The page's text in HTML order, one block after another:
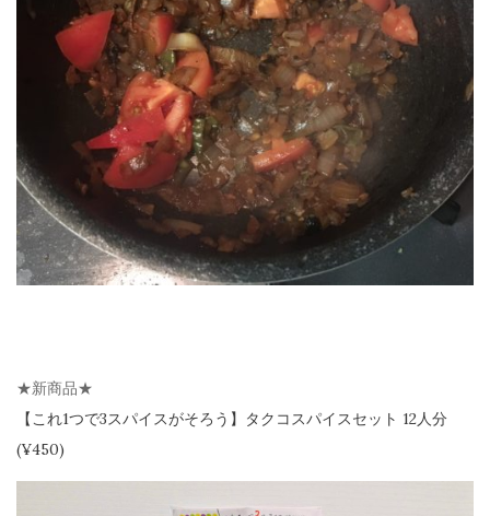
★新商品★
【これ1つで3スパイスがそろう】
タクコスパイスセット 12人分
(¥450)